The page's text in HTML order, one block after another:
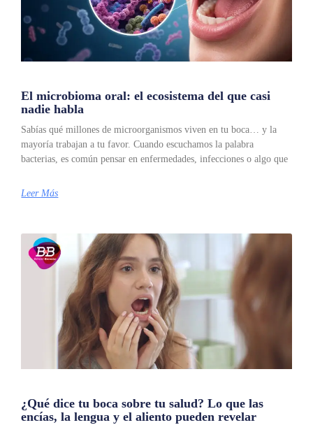
El microbioma oral: el ecosistema del que casi
nadie habla
Sabías qué millones de microorganismos viven en tu boca… y la
mayoría trabajan a tu favor. Cuando escuchamos la palabra
bacterias, es común pensar en enfermedades, infecciones o algo que
Leer Más
¿Qué dice tu boca sobre tu salud? Lo que las
encías, la lengua y el aliento pueden revelar